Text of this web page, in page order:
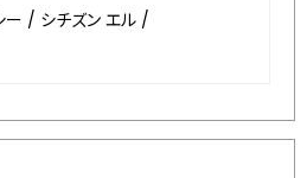
ー / シチズン エル /